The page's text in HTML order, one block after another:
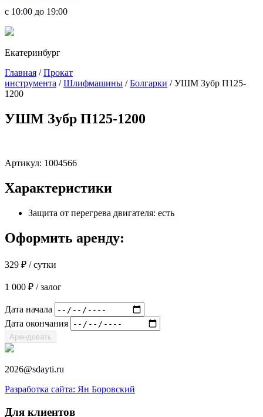
c 10:00 до 19:00
Екатеринбург
Главная /Прокат
инструмента /Шлифмашины /Болгарки / УШМ Зубр П125-
1200
УШМ Зубр П125-1200
Артикул: 1004566
Характеристики
Защита от перегрева двигателя: есть
Оформить аренду:
329 ₽ / сутки
1 000 ₽ / залог
Дата начала
Дата окончания
Арендовать
2026@sdayti.ru
Разработка сайта: Ян Боровский
Для клиентов